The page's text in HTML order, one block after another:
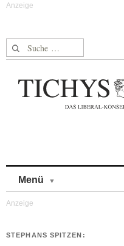
Suche nach:
Menü
STEPHANS SPITZEN: